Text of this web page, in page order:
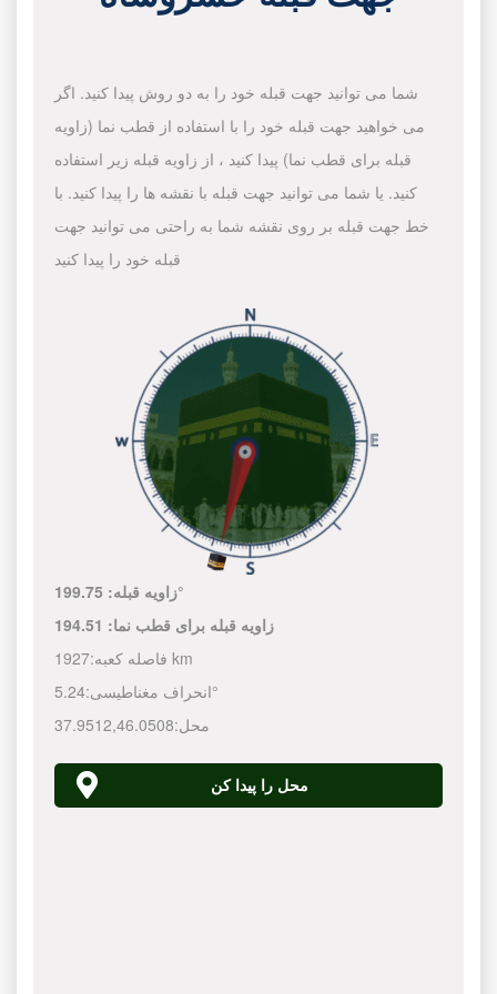
شما می توانید جهت قبله خود را به دو روش پیدا کنید. اگر
می خواهید جهت قبله خود را با استفاده از قطب نما (زاویه
قبله برای قطب نما) پیدا کنید ، از زاویه قبله زیر استفاده
کنید. یا شما می توانید جهت قبله با نقشه ها را پیدا کنید. با
خط جهت قبله بر روی نقشه شما به راحتی می توانید جهت
قبله خود را پیدا کنید
زاویه قبله:199.75°
زاویه قبله برای قطب نما: 194.51
فاصله کعبه: 1927 km
انحراف مغناطیسی:5.24°
محل:
37.9512,46.0508
محل را پیدا کن